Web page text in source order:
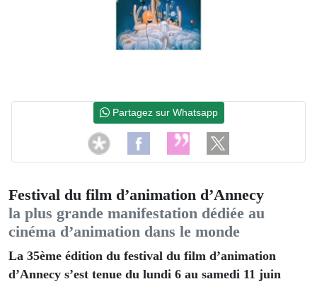
Festival du film d’animation d’Annecy
la plus grande manifestation dédiée au
cinéma d’animation dans le monde
La 35ème édition du festival du film d’animation
d’Annecy s’est tenue du lundi 6 au samedi 11 juin
Partagez sur Whatsapp